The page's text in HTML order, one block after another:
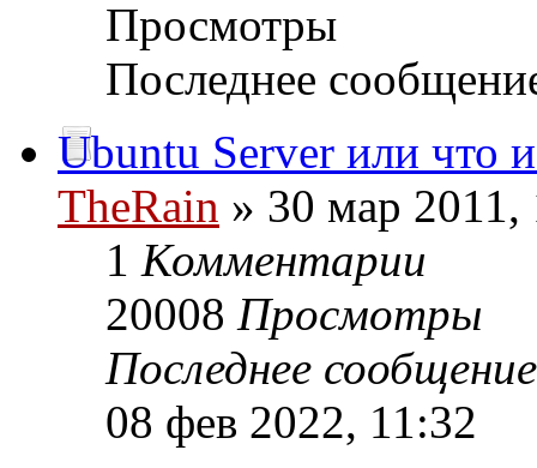
Просмотры
Последнее
Ubuntu Server или что
TheRain » 30 мар 2011,
1 Комментарии
20008 Просмотры
Последнее
08 фев 2022, 11:32